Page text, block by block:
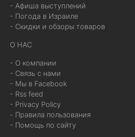
- Афиша выступлений
- Погода в Израиле
- Скидки и обзоры товаров
О НАС
- О компании
- Связь с нами
- Мы в Facebook
- Rss feed
- Privacy Policy
- Правила пользования
- Помощь по сайту